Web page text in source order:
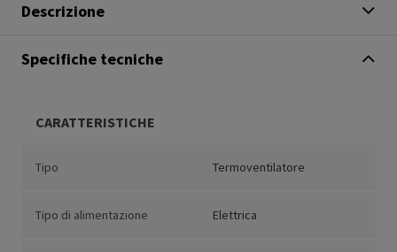
Descrizione
Specifiche tecniche
CARATTERISTICHE
Tipo Termoventilatore
Tipo di alimentazione Elettrica